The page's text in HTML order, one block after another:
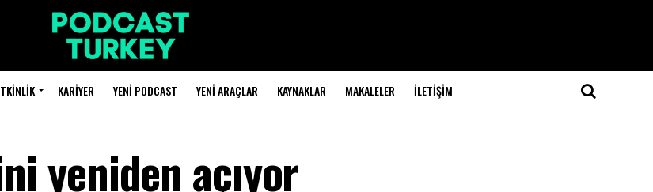
KARIYER YENI PODCAST YENI ARAÇLAR KAYNAKLAR MAKALELER İLETIŞIM
yeniden açıyor